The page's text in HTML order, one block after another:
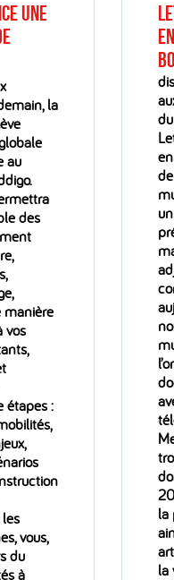
une
la
au
des
vos
étapes :
vous,
du
à
la
la